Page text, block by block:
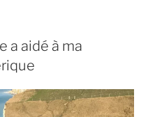
a aidé à ma